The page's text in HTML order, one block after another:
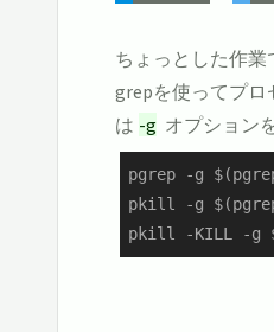
ちょっとした作
grepを使ってプ
は -g オプション
pgrep -g
pkill -g $(pgrep
pkill -KILL -g